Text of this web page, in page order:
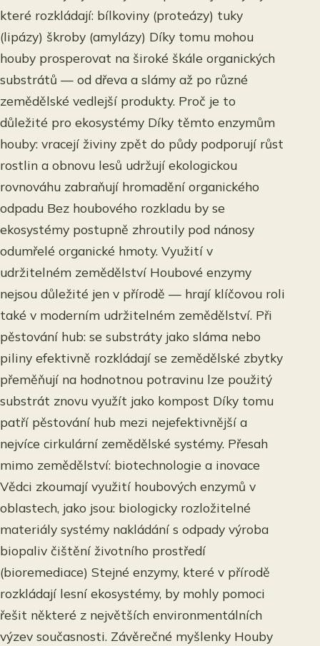
které rozkládají: bílkoviny (proteázy) tuky
(lipázy) škroby (amylázy) Díky tomu mohou
houby prosperovat na široké škále organických
substrátů — od dřeva a slámy až po různé
zemědělské vedlejší produkty. Proč je to
důležité pro ekosystémy Díky těmto enzymům
houby: vracejí živiny zpět do půdy podporují růst
rostlin a obnovu lesů udržují ekologickou
rovnováhu zabraňují hromadění organického
odpadu Bez houbového rozkladu by se
ekosystémy postupně zhroutily pod nánosy
odumřelé organické hmoty. Využití v
udržitelném zemědělství Houbové enzymy
nejsou důležité jen v přírodě — hrají klíčovou roli
také v moderním udržitelném zemědělství. Při
pěstování hub: se substráty jako sláma nebo
piliny efektivně rozkládají se zemědělské zbytky
přeměňují na hodnotnou potravinu lze použitý
substrát znovu využít jako kompost Díky tomu
patří pěstování hub mezi nejefektivnější a
nejvíce cirkulární zemědělské systémy. Přesah
mimo zemědělství: biotechnologie a inovace
Vědci zkoumají využití houbových enzymů v
oblastech, jako jsou: biologicky rozložitelné
materiály systémy nakládání s odpady výroba
biopaliv čištění životního prostředí
(bioremediace) Stejné enzymy, které v přírodě
rozkládají lesní ekosystémy, by mohly pomoci
řešit některé z největších environmentálních
výzev současnosti. Závěrečné myšlenky Houby